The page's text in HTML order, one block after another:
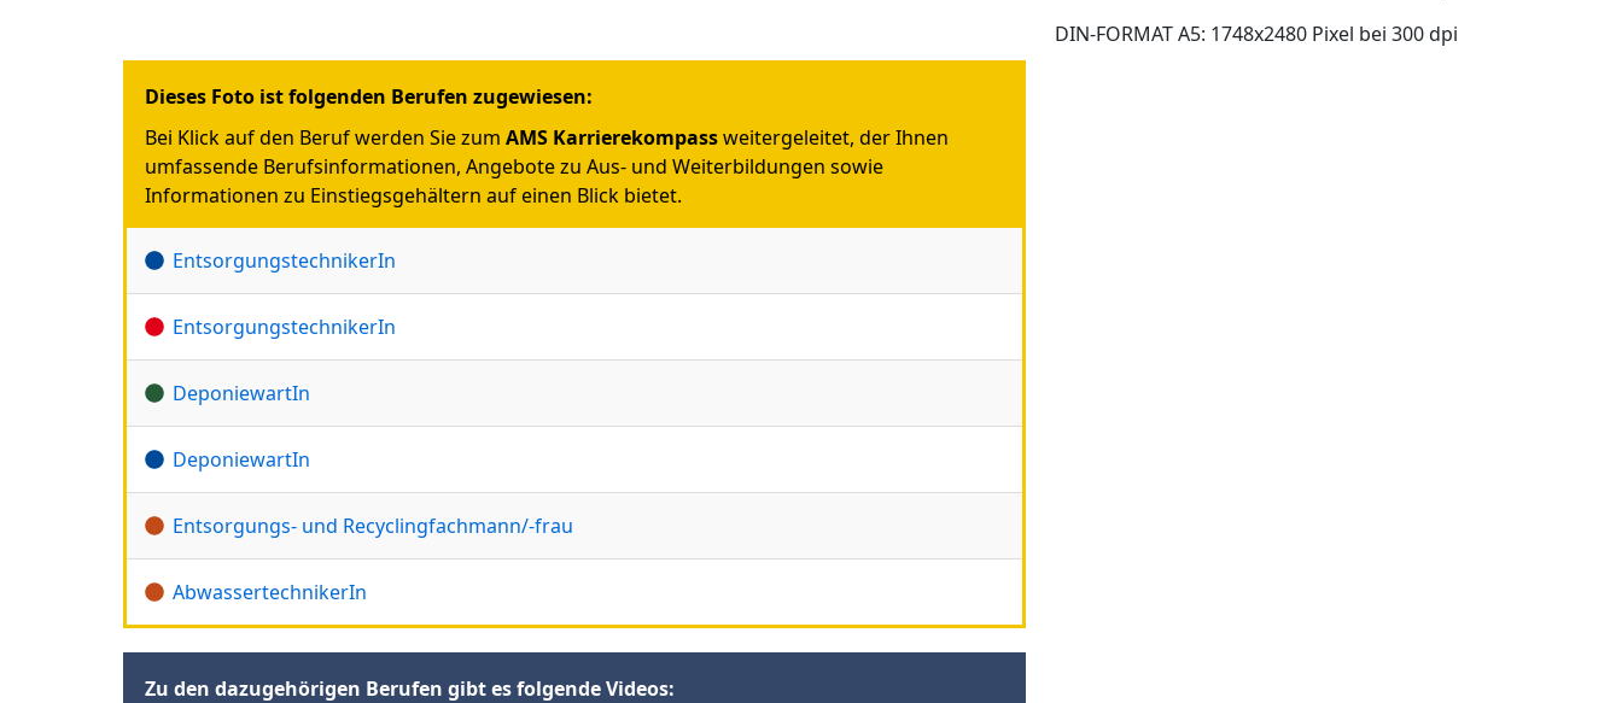
DIN-FORMAT A5: 1748x2480 Pixel bei 300 dpi
Dieses Foto ist folgenden Berufen zugewiesen:
Bei Klick auf den Beruf werden Sie zum AMS Karrierekompassweitergeleitet, der Ihnen
umfassende Berufsinformationen, Angebote zu Aus- und Weiterbildungen sowie
Informationen zu Einstiegsgehältern auf einen Blick bietet.
EntsorgungstechnikerIn
EntsorgungstechnikerIn
DeponiewartIn
DeponiewartIn
Entsorgungs- und Recyclingfachmann/-frau
AbwassertechnikerIn
Zu den dazugehörigen Berufen gibt es folgende Videos: